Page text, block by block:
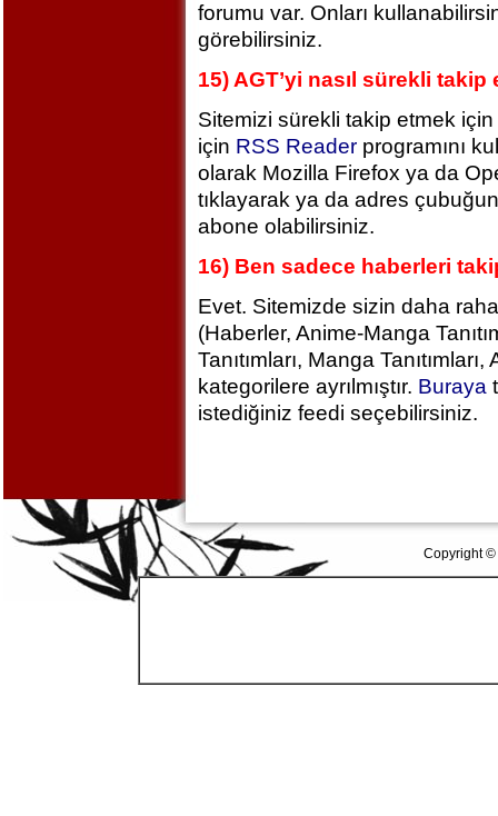
forumu var. Onları
görebilirsiniz.
15) AGT’yi nasıl sürekli
Sitemizi sürekli takip etmek
için RSS Reader programını
olarak Mozilla Firefox ya da
tıklayarak ya da adres
abone olabilirsiniz.
16) Ben sadece haberleri
Evet. Sitemizde sizin daha
(Haberler, Anime-Manga
Tanıtımları, Manga
kategorilere ayrılmıştır. Buraya
istediğiniz feedi seçebilirsiniz.
Copyright ©